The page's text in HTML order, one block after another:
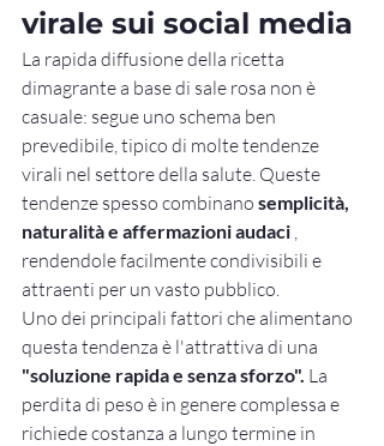
virale sui social media
La rapida diffusione della ricetta
dimagrante a base di sale rosa non è
casuale: segue uno schema ben
prevedibile, tipico di molte tendenze
virali nel settore della salute. Queste
tendenze spesso combinano semplicità,
naturalità e affermazioni audaci
rendendole facilmente condivisibili e
attraenti per un vasto pubblico.
Uno dei principali fattori che alimentano
questa tendenza è l'attrattiva di una
"soluzione rapida e senza sforzo". La
perdita di peso è in genere complessa e
richiede costanza a lungo termine in